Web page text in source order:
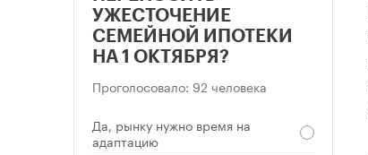
УЖЕСТОЧЕНИЕ
СЕМЕЙНОЙ ИПОТЕКИ
НА 1 ОКТЯБРЯ?
Проголосовало: 92 человека
Да, рынку нужно время на
адаптацию